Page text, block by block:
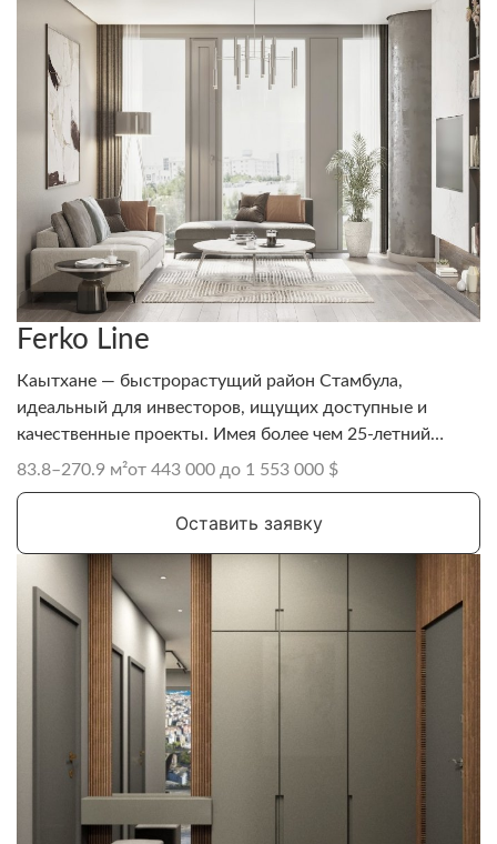
Ferko Line
Каытхане — быстрорастущий район Стамбула,
идеальный для инвесторов, ищущих доступные и
качественные проекты. Имея более чем 25-летний
опыт, Ferko İnşaat является известной турецкой
83.8–270.9 м²от 443 000 до 1 553 000 $
Оставить заявку